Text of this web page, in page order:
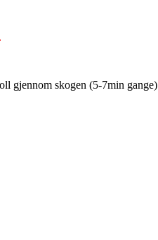
gjennom skogen (5-7min gange)